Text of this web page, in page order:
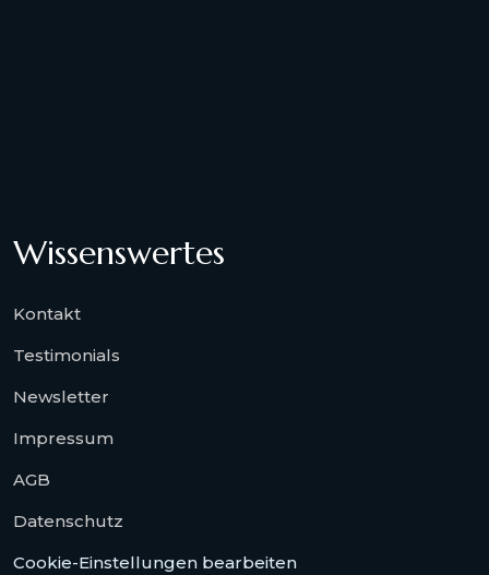
Wissenswertes
Kontakt
Testimonials
Newsletter
Impressum
AGB
Datenschutz
Cookie-Einstellungen bearbeiten